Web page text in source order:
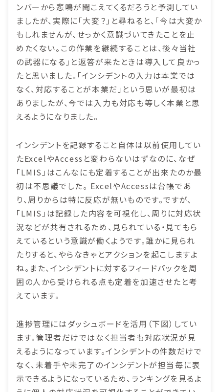
ンバーから悲鳴が聞こえてくるだろうと予測してい
ましたが、実際に「大変？」と尋ねると、「今は大変か
もしれませんが、せっかく意識づいてきたことを止
めたくない。この作業を継続することは、後々当社
の武器になる」と返答が来たときは導入して良かっ
たと思いました。「インシデントの入力は本業では
なく、対応することが本業だ」という思いが最初は
ありましたが、今では入力も対応も等しく本業と思
えるようになりました。
インシデントを記録すること自体は以前使用してい
たExcelやAccessと変わらないはずなのに、なぜ
「LMIS」はこんなにも定着することが出来たのか最
初は不思議でした。 ExcelやAccessは台帳であ
り、周りからは特に反応が無いものです。ですが、
「LMIS」は記録した内容を可視化し、周りに対応状
況などが共有されるため、見られている・見てもら
えているという意識が働くようです。誰かに見られ
たりすると、やらなきゃとアクションを起こしますよ
ね。また、インシデントに対するフィードバックを周
囲の人から受けられる点も定着を加速させたと考
えています。
進捗管理にはダッシュボードを活用（下図）してい
ます。管理者だけではなく担当者も対応状況が見
えるようになっています。インシデントの件数だけで
なく、未着手や未完了のインシデントが担当毎に表
示できるようになっているため、ランキングを見るよ